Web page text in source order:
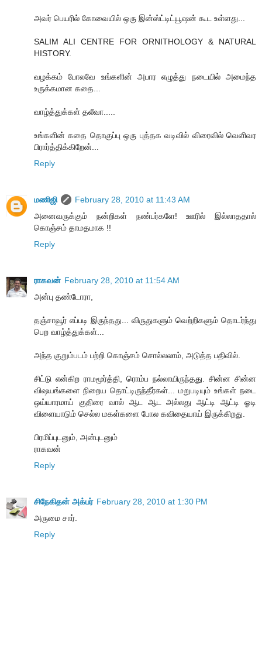
அவர் பெயரில் கோவையில் ஒரு இன்ஸ்ட்டிட்யூஷன் கூட உள்ளது...
SALIM ALI CENTRE FOR ORNITHOLOGY & NATURAL
HISTORY.
வழக்கம் போலவே உங்களின் அபார எழுத்து நடையில் அமைந்த
உருக்கமான கதை...
வாழ்த்துக்கள் தலீவா.....
உங்களின் கதை தொகுப்பு ஒரு புத்தக வடிவில் விரைவில் வெளிவர
பிரார்த்திக்கிறேன்...
Reply
மணிஜி
February 28, 2010 at 11:43 AM
அனைவருக்கும் நன்றிகள் நண்பர்களே! ஊரில் இல்லாததால்
கொஞ்சம் தாமதமாக !!
Reply
ராகவன் February 28, 2010 at 11:54 AM
அன்பு தண்டோரா,
தஞ்சாவூர் எப்படி இருந்தது... விருதுகளும் வெற்றிகளும் தொடர்ந்து
பெற வாழ்த்துக்கள்...
அந்த குறும்படம் பற்றி கொஞ்சம் சொல்லலாம், அடுத்த பதிவில்.
சிட்டு என்கிற ராமமூர்த்தி, ரொம்ப நல்லாயிருந்தது. சின்ன சின்ன
விஷயங்களை நிறைய தொட்டிருந்தீர்கள்... மறுபடியும் உங்கள் நடை
ஒய்யாரமாய் குதிரை வால் ஆட ஆட அல்லது ஆட்டி ஆட்டி ஓடி
விளையாடும் செல்ல மகள்களை போல கவிதையாய் இருக்கிறது.
பிரமிப்புடனும், அன்புடனும்
ராகவன்
Reply
சிநேகிதன் அக்பர் February 28, 2010 at 1:30 PM
அருமை சார்.
Reply